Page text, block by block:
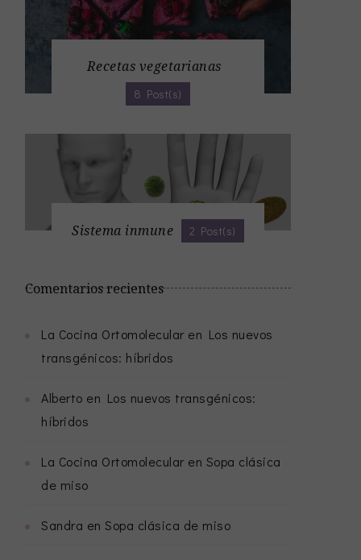
Recetas vegetarianas
8 Post(s)
Sistema inmune 2 Post(s)
Comentarios recientes
La Cocina Ortomolecularen Los nuevos
transgénicos: híbridos
Alberto en Los nuevos transgénicos:
híbridos
La Cocina Ortomolecularen Sopa clásica
de miso
Sandra en Sopa clásica de miso